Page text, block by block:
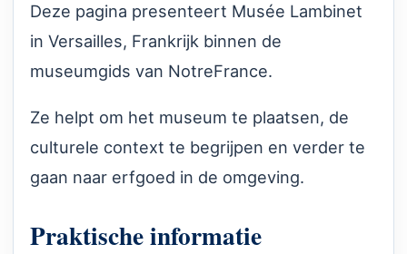
Deze pagina presenteert Musée Lambinet
in Versailles, Frankrijk binnen de
museumgids van NotreFrance.
Ze helpt om het museum te plaatsen, de
culturele context te begrijpen en verder te
gaan naar erfgoed in de omgeving.
Praktische informatie